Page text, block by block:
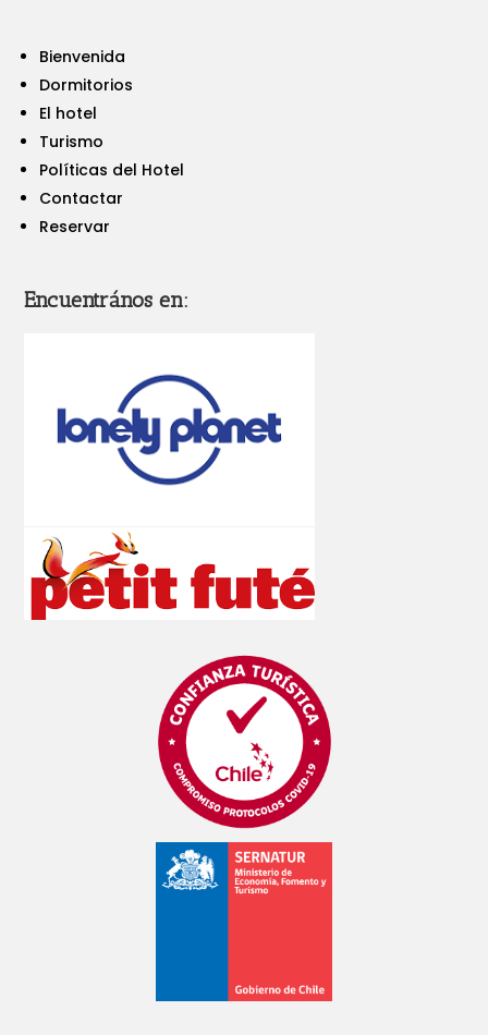
Bienvenida
Dormitorios
El hotel
Turismo
Políticas del Hotel
Contactar
Reservar
Encuentrános en: